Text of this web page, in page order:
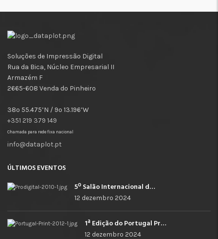
Soluções de Impressão Digital
Rua da Bica, Núcleo Empresarial II
Armazém F
2665-608 Venda do Pinheiro
38º 55.475’N / 9º 13.196’W
+351 219 379 149
Chamada para rede fixa nacional
info@dataplot.pt
ÚLTIMOS EVENTOS
5º Salão Internacional de Impressão, Imagem, Comunicação Digital e Têxtil Promocional
12 dezembro 2024
1ª Edição do Portugal Print
12 dezembro 2024